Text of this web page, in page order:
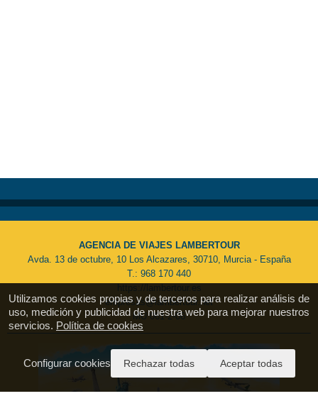
Utilizamos cookies propias y de terceros para realizar análisis de
uso, medición y publicidad de nuestra web para mejorar nuestros
servicios. Política de cookies
Configurar cookies Rechazar todas Aceptar todas
AGENCIA DE VIAJES LAMBERTOUR
Avda. 13 de octubre, 10 Los Alcazares, 30710, Murcia - España
T.: 968 170 440
https://lambertour.es
empresas@lambertour.net
MU 061-2-06